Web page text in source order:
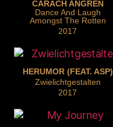
CARACH ANGREN
Dance And Laugh
Amongst The Rotten
2017
HERUMOR (FEAT. ASP)
Zwielichtgestalten
2017